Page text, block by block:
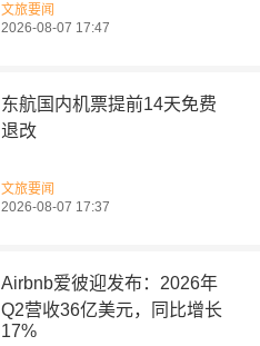
文旅要闻
2026-08-07 17:47
东航国内机票提前14天免费
退改
文旅要闻
2026-08-07 17:37
Airbnb爱彼迎发布：2026年
Q2营收36亿美元，同比增长
17%